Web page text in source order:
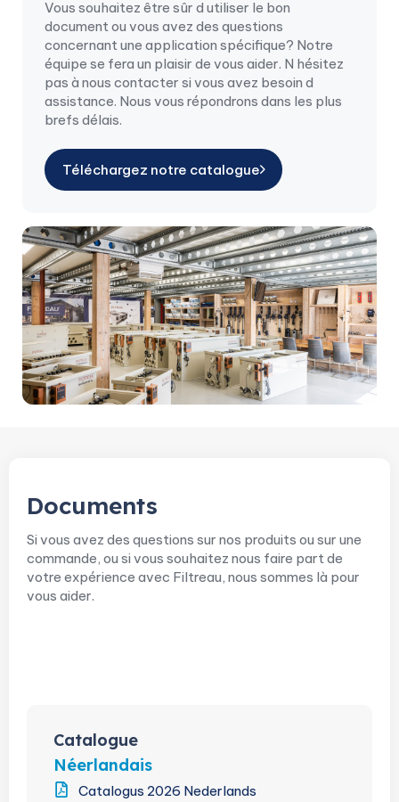
Vous souhaitez être sûr d utiliser le bon
document ou vous avez des questions
concernant une application spécifique? Notre
équipe se fera un plaisir de vous aider. N hésitez
pas à nous contacter si vous avez besoin d
assistance. Nous vous répondrons dans les plus
brefs délais.
Téléchargez notre catalogue
Documents
Si vous avez des questions sur nos produits ou sur une
commande, ou si vous souhaitez nous faire part de
votre expérience avec Filtreau, nous sommes là pour
vous aider.
Catalogue
Néerlandais
Catalogus 2026 Nederlands